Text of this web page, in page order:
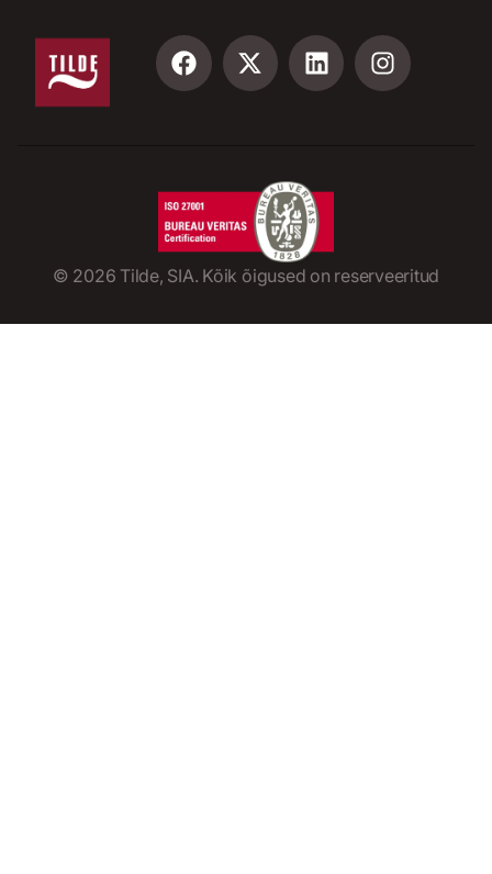
© 2026 Tilde, SIA. Kõik õigused on reserveeritud